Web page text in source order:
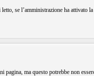
se l’amministrazione ha attivato
ma questo potrebbe non